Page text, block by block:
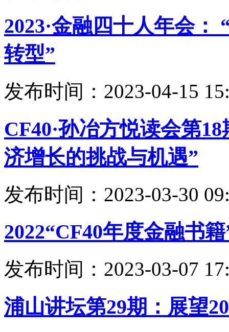
2023·金融四十人年会
转型”
发布时间：2023-04-15
CF40·孙冶方悦读会第
济增长的挑战与机遇”
发布时间：2023-03-30
2022“CF40年度金融书
发布时间：2023-03-07
浦山讲坛第29期：展望